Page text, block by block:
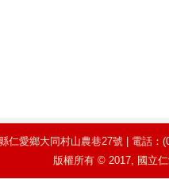
仁愛鄉大同村山農巷27號 | 電話
版權所有 © 2017, 國立